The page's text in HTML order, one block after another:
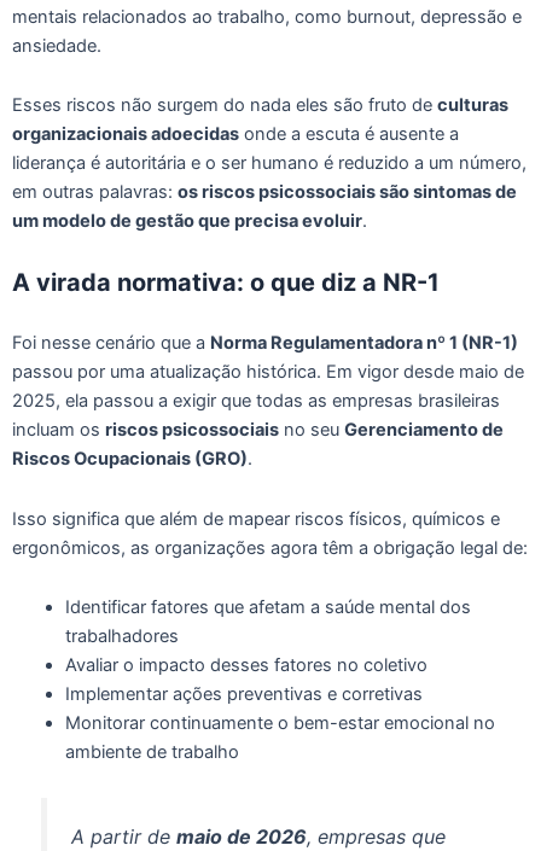
mentais relacionados ao trabalho, como burnout, depressão e
ansiedade.
Esses riscos não surgem do nada eles são fruto de culturas
organizacionais adoecidas onde a escuta é ausente a
liderança é autoritária e o ser humano é reduzido a um número,
em outras palavras: os riscos psicossociais são sintomas de
um modelo de gestão que precisa evoluir.
A virada normativa: o que diz a NR-1
Foi nesse cenário que a Norma Regulamentadora nº 1 (NR-1)
passou por uma atualização histórica. Em vigor desde maio de
2025, ela passou a exigir que todas as empresas brasileiras
incluam os riscos psicossociais no seu Gerenciamento de
Riscos Ocupacionais (GRO).
Isso significa que além de mapear riscos físicos, químicos e
ergonômicos, as organizações agora têm a obrigação legal de:
Identificar fatores que afetam a saúde mental dos
trabalhadores
Avaliar o impacto desses fatores no coletivo
Implementar ações preventivas e corretivas
Monitorar continuamente o bem-estar emocional no
ambiente de trabalho
A partir demaio de 2026, empresas que